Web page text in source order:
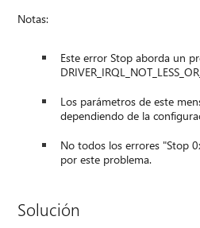
Notas:
Este error Stop aborda un
Los parámetros de este
dependiendo de la
No todos los errores "Stop
por este problema.
Solución